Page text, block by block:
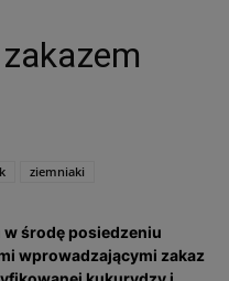
ziemniaki
środę posiedzeniu
wprowadzającymi zakaz